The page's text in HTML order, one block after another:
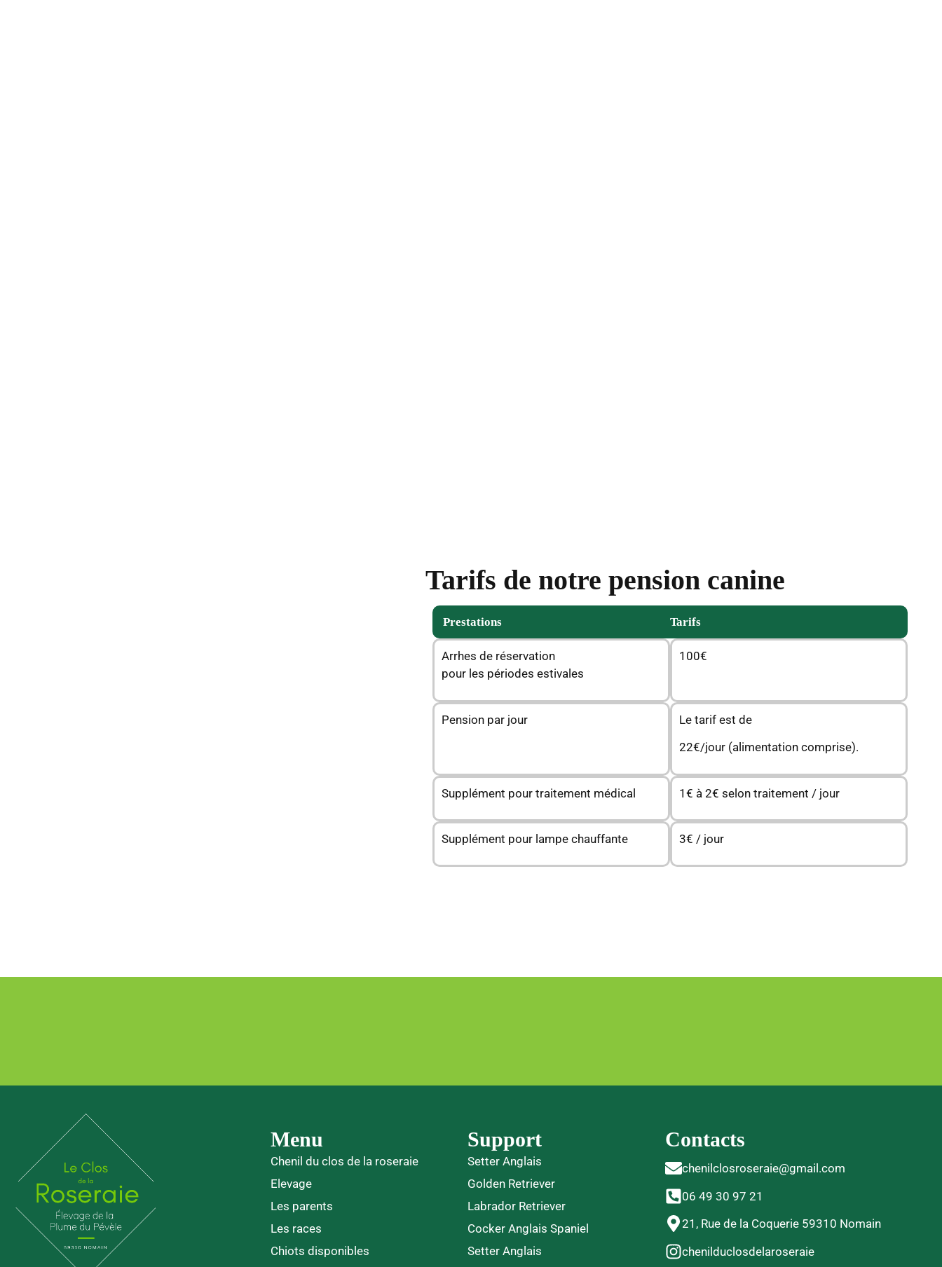
Tarifs de notre pension canine
Prestations Tarifs
Arrhes de réservation
pour les périodes estivales
100€
Pension par jour
Le tarif est de
22€/jour (alimentation comprise).
Supplément pour traitement médical 1€ à 2€ selon traitement / jour
Supplément pour lampe chauffante 3€ / jour
Menu
Chenil du clos de la roseraie
Elevage
Les parents
Les races
Chiots disponibles
Support
Setter Anglais
Golden Retriever
Labrador Retriever
Cocker Anglais Spaniel
Setter Anglais
Contacts
chenilclosroseraie@gmail.com
06 49 30 97 21
21, Rue de la Coquerie 59310 Nomain
chenilduclosdelaroseraie